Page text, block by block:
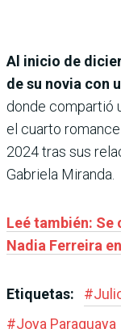
Al inicio de
de su novia con
donde compartió
el cuarto
2024 tras sus
Gabriela Miranda.
Leé también: Se
Nadia Ferreira
Etiquetas: #
#Joya Paraguaya